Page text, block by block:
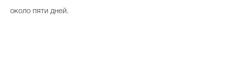
около пяти дней.